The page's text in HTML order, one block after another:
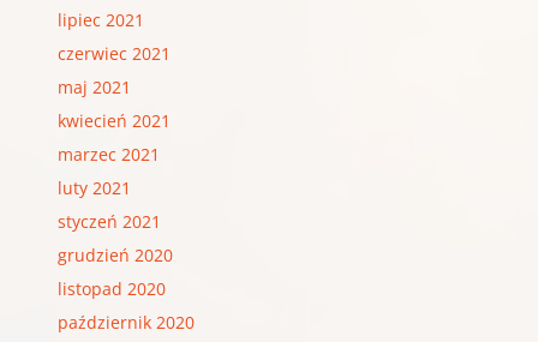
lipiec 2021
czerwiec 2021
maj 2021
kwiecień 2021
marzec 2021
luty 2021
styczeń 2021
grudzień 2020
listopad 2020
październik 2020